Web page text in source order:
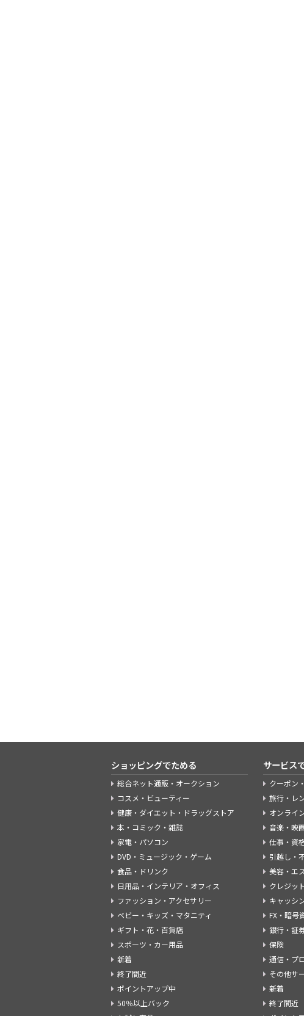
ショッピングでためる
総合ネット通販・オークション
コスメ・ビューティー
健康・ダイエット・ドラッグストア
本・コミック・雑誌
家電・パソコン
DVD・ミュージック・ゲーム
食品・ドリンク
日用品・インテリア・オフィス
ファッション・アクセサリー
ベビー・キッズ・マタニティ
ギフト・花・百貨店
スポーツ・カー用品
新着
終了間近
ポイントアップ中
50％以上バック
サービス
クーポン
旅行・レ
オンライ
音楽・映
仕事・資
引越し・
美容・エ
クレジッ
キャッシ
FX・暗号
銀行・証
保険
通信・プ
その他サ
新着
終了間近